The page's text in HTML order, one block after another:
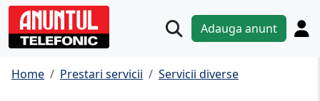
Adauga anunt
Home Prestari servicii Servicii diverse